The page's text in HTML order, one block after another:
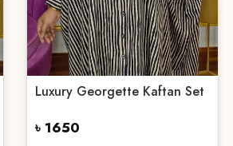
Luxury Georgette Kaftan Set
৳ 1650